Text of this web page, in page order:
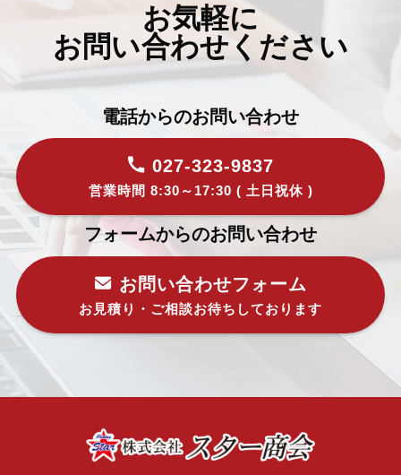
お気軽に
お問い合わせください
電話からのお問い合わせ
027-323-9837
営業時間 8:30～17:30 ( 土日祝休 )
フォームからのお問い合わせ
お問い合わせフォーム
お見積り・ご相談お待ちしております